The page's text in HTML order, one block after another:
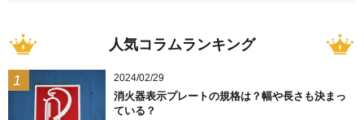
人気コラムランキング
2024/02/29
消火器表示プレートの規格は？幅や長さも決まっ
ている？